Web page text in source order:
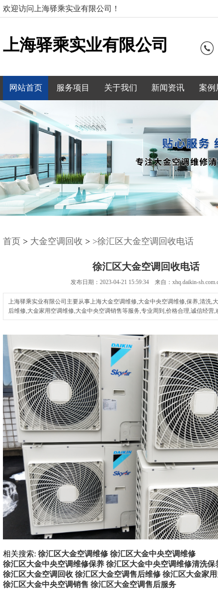
欢迎访问上海驿乘实业有限公司！
上海驿乘实业有限公司
网站首页 服务项目 关于我们 新闻资讯 案例
首页 > 大金空调回收 > >徐汇区大金空调回收电话
徐汇区大金空调回收电话
发布日期：2023-04-21 15:59:34 来自：xhq.daikin-
上海驿乘实业有限公司主要从事上海大金空调维修,大金中央空调维修,保养,清洗,
后维修,大金家用空调维修,大金中央空调销售等服务,专业周到,价格合理,诚信经营,
相关搜索: 徐汇区大金空调维修 徐汇区大金中央空调维修
徐汇区大金中央空调维修保养 徐汇区大金中央空调维修清洗保
徐汇区大金空调回收 徐汇区大金空调售后维修 徐汇区大金家
徐汇区大金中央空调销售 徐汇区大金空调售后服务